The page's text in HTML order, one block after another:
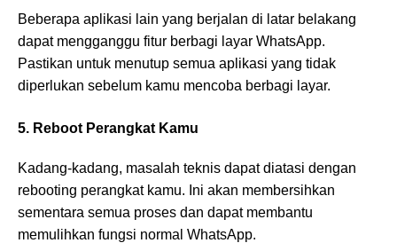
Beberapa aplikasi lain yang berjalan di latar belakang
dapat mengganggu fitur berbagi layar WhatsApp.
Pastikan untuk menutup semua aplikasi yang tidak
diperlukan sebelum kamu mencoba berbagi layar.
5. Reboot Perangkat Kamu
Kadang-kadang, masalah teknis dapat diatasi dengan
rebooting perangkat kamu. Ini akan membersihkan
sementara semua proses dan dapat membantu
memulihkan fungsi normal WhatsApp.